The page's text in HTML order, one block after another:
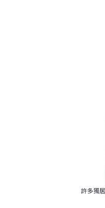
許多獨